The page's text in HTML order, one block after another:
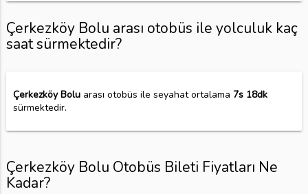
Çerkezköy Bolu arası otobüs ile yolculuk kaç
saat sürmektedir?
Çerkezköy Boluarası otobüs ile seyahat ortalama 7s 18dk
sürmektedir.
Çerkezköy Bolu Otobüs Bileti Fiyatları Ne
Kadar?